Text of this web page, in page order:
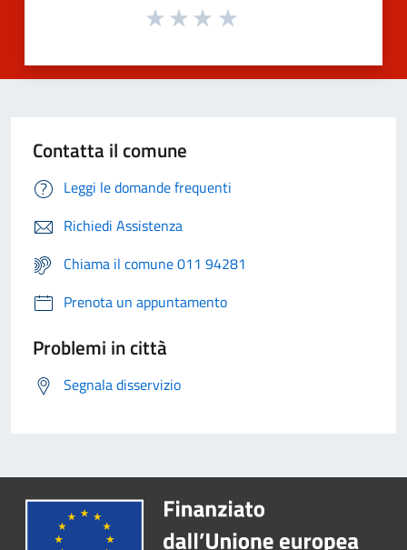
Contatta il comune
Leggi le domande frequenti
Richiedi Assistenza
Chiama il comune 011 94281
Prenota un appuntamento
Problemi in città
Segnala disservizio